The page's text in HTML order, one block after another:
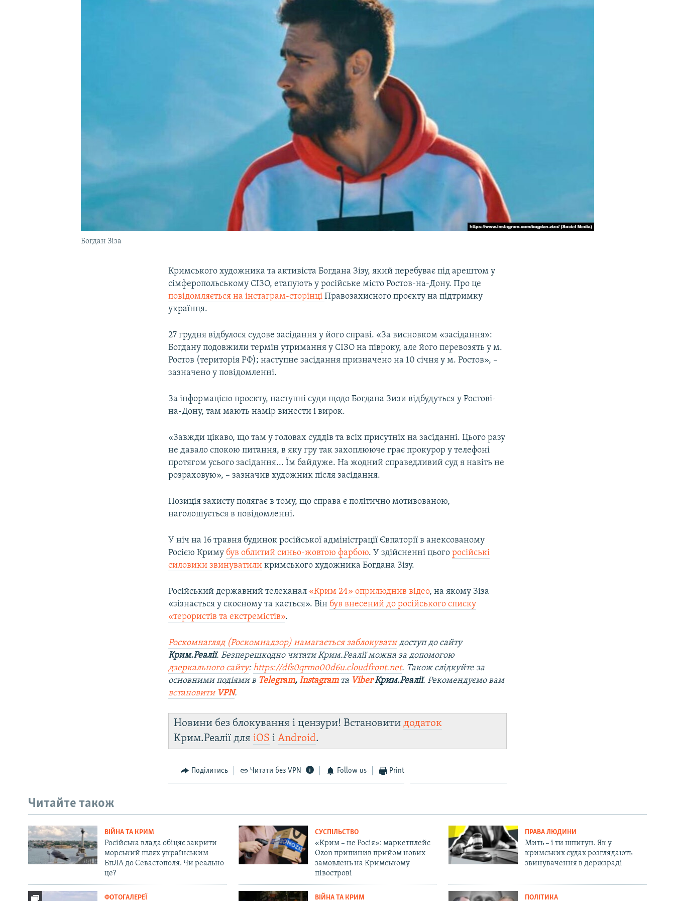
Богдан Зіза
Кримського художника та активіста Богдана Зізу, який перебуває під арештом у
сімферопольському СІЗО, етапують у російське місто Ростов-на-Дону. Про це
повідомляється на інстаграм-сторінціПравозахисного проєкту на підтримку
українця.
27 грудня відбулося судове засідання у його справі. «За висновком «засідання»:
Богдану подовжили термін утримання у СІЗО на півроку, але його перевозять у м.
Ростов (територія РФ); наступне засідання призначено на 10 січня у м. Ростов», –
зазначено у повідомленні.
За інформацією проєкту, наступні суди щодо Богдана Зизи відбудуться у Ростові-
на-Дону, там мають намір винести і вирок.
«Завжди цікаво, що там у головах суддів та всіх присутніх на засіданні. Цього разу
не давало спокою питання, в яку гру так захоплююче грає прокурор у телефоні
протягом усього засідання... Їм байдуже. На жодний справедливий суд я навіть не
розраховую», – зазначив художник після засідання.
Позиція захисту полягає в тому, що справа є політично мотивованою,
наголошується в повідомленні.
У ніч на 16 травня будинок російської адміністрації Євпаторії в анексованому
Росією Криму був облитий синьо-жовтою фарбою. У здійсненні цьогоросійські
силовики звинуватили кримського художника Богдана Зізу.
Російський державний телеканал «Крим 24» оприлюднив відео, на якому Зіза
«зізнається у скоєному та кається». Він був внесений до російського списку
«терористів та екстремістів».
Роскомнагляд (Роскомнадзор) намагається заблокуватидоступ до сайту
Крим.Реалії. Безперешкодно читати Крим.Реалії можна за допомогою
дзеркального сайту:https://dfs0qrmo00d6u.cloudfront.net. Також слідкуйте за
основними подіями в Telegram,Instagramта ViberКрим.Реалії. Рекомендуємо вам
встановити VPN.
Новини без блокування і цензури! Встановитидодаток
Крим.Реалії дляiOS іAndroid.
Поділитись Читати без VPN Follow us Print
Читайте також
ВІЙНА ТА КРИМ
Російська влада обіцяє закрити
морський шлях українським
БпЛА до Севастополя. Чи реально
це?
СУСПІЛЬСТВО
«Крим – не Росія»: маркетплейс
Ozon припинив прийом нових
замовлень на Кримському
півострові
ПРАВА ЛЮДИНИ
Мить – і ти шпигун. Як у
кримських судах розглядають
звинувачення в держзраді
ФОТОГАЛЕРЕЇ ВІЙНА ТА КРИМ ПОЛІТИКА